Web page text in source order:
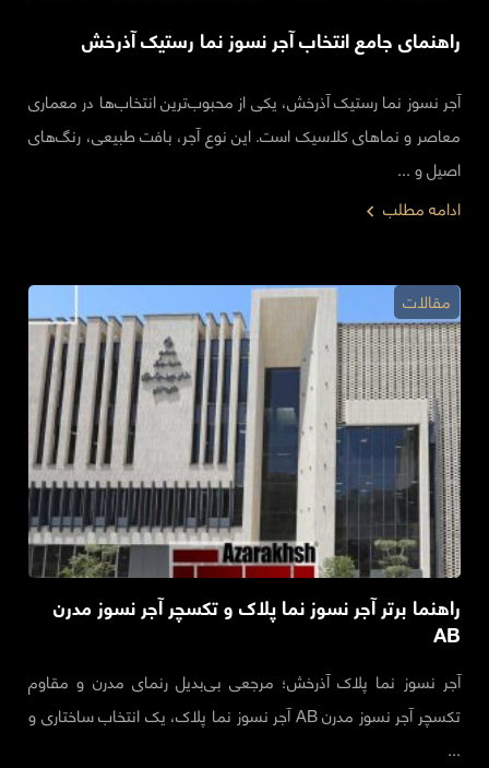
راهنمای جامع‌ انتخاب آجر نسوز نما رستیک آذرخش
آجر نسوز نما رستیک آذرخش، یکی از محبوب‌ترین انتخاب‌ها در معماری
معاصر و نماهای کلاسیک است. این نوع آجر، بافت طبیعی، رنگ‌های
اصیل و ...
ادامه مطلب
راهنما برتر آجر نسوز نما پلاک و تکسچر آجر نسوز مدرن
AB
آجر نسوز نما پلاک آذرخش؛ مرجعی بی‌بدیل رنمای مدرن و مقاوم
تکسچر آجر نسوز مدرن AB آجر نسوز نما پلاک، یک انتخاب ساختاری و
...
مقالات